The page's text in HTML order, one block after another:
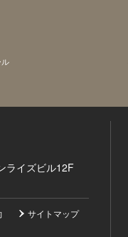
ライズビル12F
サイトマップ